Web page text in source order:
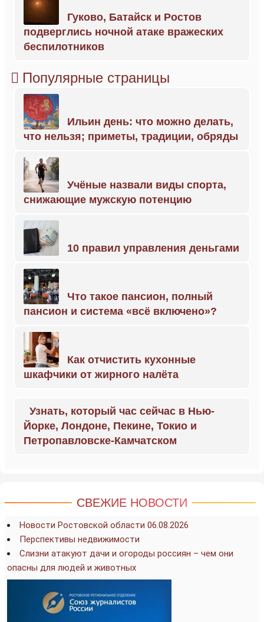
Гуково, Батайск и Ростов
подверглись ночной атаке вражеских
беспилотников
Популярные страницы
Ильин день: что можно делать,
что нельзя; приметы, традиции, обряды
Учёные назвали виды спорта,
снижающие мужскую потенцию
10 правил управления деньгами
Что такое пансион, полный
пансион и система «всё включено»?
Как отчистить кухонные
шкафчики от жирного налёта
Узнать, который час сейчас в Нью-
Йорке, Лондоне, Пекине, Токио и
Петропавловске-Камчатском
СВЕЖИЕ НОВОСТИ
Новости Ростовской области 06.08.2026
Перспективы недвижимости
Слизни атакуют дачи и огороды россиян – чем они
опасны для людей и животных